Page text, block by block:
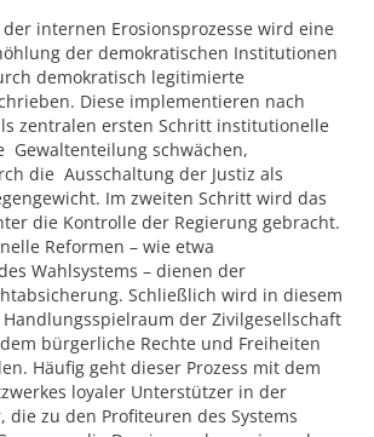
internen Erosionsprozesse wird eine
der demokratischen Institutionen
demokratisch legitimierte
Diese implementieren nach
zentralen ersten Schritt institutionelle
Gewaltenteilung schwächen,
die Ausschaltung der Justiz als
Im zweiten Schritt wird das
die Kontrolle der Regierung gebracht.
Reformen – wie etwa
Wahlsystems – dienen der
Schließlich wird in diesem
Handlungsspielraum der Zivilgesellschaft
bürgerliche Rechte und Freiheiten
Häufig geht dieser Prozess mit dem
loyaler Unterstützer in der
die zu den Profiteuren des Systems